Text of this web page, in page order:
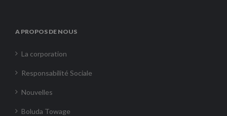
A PROPOS DE NOUS
La corporation
Responsabilité Sociale
Nouvelles
Boluda Towage